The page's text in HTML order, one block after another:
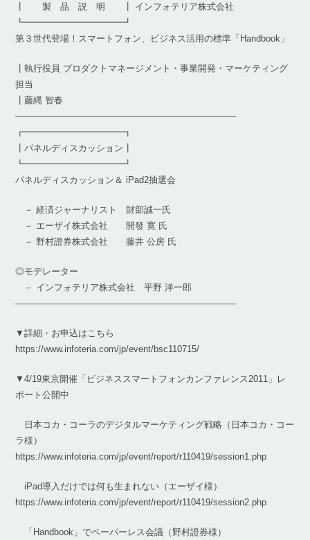
┃ 製 品 説 明 ┃ インフォテリア株式会社
┗━━━━━━━━━━━┛
第３世代登場！スマートフォン、ビジネス活用の標準「Handbook」
┃執行役員 プロダクトマネージメント・事業開発・マーケティング
担当
┃藤縄 智春
————————————————————————–
┏━━━━━━━━━━━┓
┃パネルディスカッション┃
┗━━━━━━━━━━━┛
パネルディスカッション＆ iPad2抽選会
－ 経済ジャーナリスト 財部誠一氏
－ エーザイ株式会社 開發 寛 氏
－ 野村證券株式会社 藤井 公房 氏
◎モデレーター
－ インフォテリア株式会社 平野 洋一郎
————————————————————————–
▼詳細・お申込はこちら
https://www.infoteria.com/jp/event/bsc110715/
▼4/19東京開催「ビジネススマートフォンカンファレンス2011」レ
ポート公開中
日本コカ・コーラのデジタルマーケティング戦略（日本コカ・コー
ラ様）
https://www.infoteria.com/jp/event/report/r110419/session1.php
iPad導入だけでは何も生まれない（エーザイ様）
https://www.infoteria.com/jp/event/report/r110419/session2.php
「Handbook」でペーパーレス会議（野村證券様）